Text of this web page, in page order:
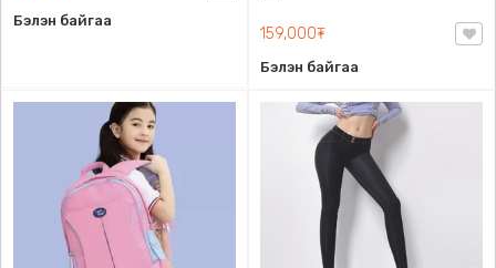
Бэлэн байгаа
159,000₮
Бэлэн байгаа